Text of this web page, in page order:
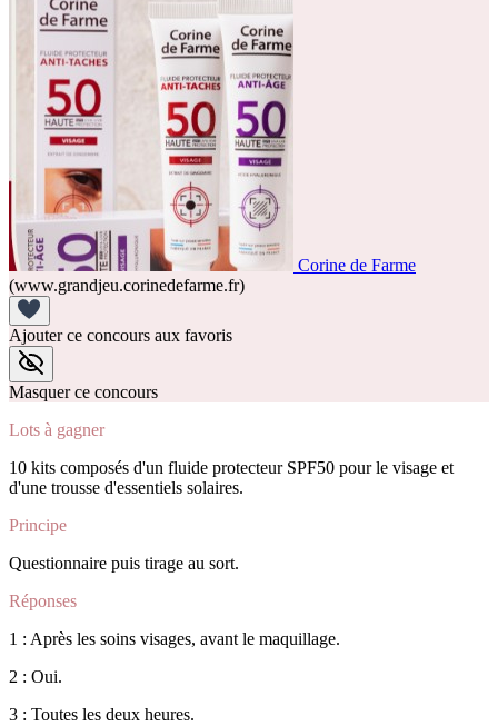
Corine de Farme
(www.grandjeu.corinedefarme.fr)
Ajouter ce concours aux favoris
Masquer ce concours
Lots à gagner
10 kits composés d'un fluide protecteur SPF50 pour le visage et
d'une trousse d'essentiels solaires.
Principe
Questionnaire puis tirage au sort.
Réponses
1 : Après les soins visages, avant le maquillage.
2 : Oui.
3 : Toutes les deux heures.